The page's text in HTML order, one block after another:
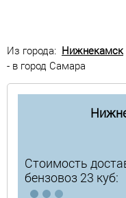
Из города: Нижнекамск
- в город Самара
Стоимость
бензовоз 23 куб: